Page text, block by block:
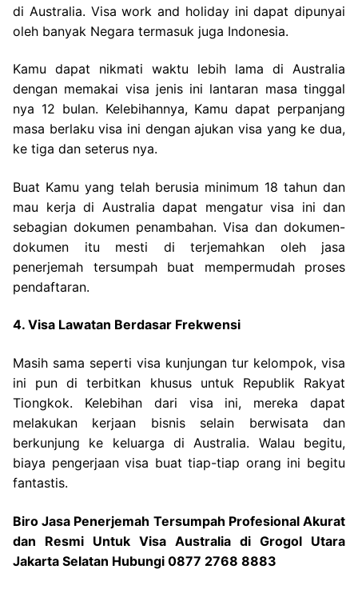
di Australia. Visa work and holiday ini dapat dipunyai
oleh banyak Negara termasuk juga Indonesia.
Kamu dapat nikmati waktu lebih lama di Australia
dengan memakai visa jenis ini lantaran masa tinggal
nya 12 bulan. Kelebihannya, Kamu dapat perpanjang
masa berlaku visa ini dengan ajukan visa yang ke dua,
ke tiga dan seterus nya.
Buat Kamu yang telah berusia minimum 18 tahun dan
mau kerja di Australia dapat mengatur visa ini dan
sebagian dokumen penambahan. Visa dan dokumen-
dokumen itu mesti di terjemahkan oleh jasa
penerjemah tersumpah buat mempermudah proses
pendaftaran.
4. Visa Lawatan Berdasar Frekwensi
Masih sama seperti visa kunjungan tur kelompok, visa
ini pun di terbitkan khusus untuk Republik Rakyat
Tiongkok. Kelebihan dari visa ini, mereka dapat
melakukan kerjaan bisnis selain berwisata dan
berkunjung ke keluarga di Australia. Walau begitu,
biaya pengerjaan visa buat tiap-tiap orang ini begitu
fantastis.
Biro Jasa Penerjemah Tersumpah Profesional Akurat
dan Resmi Untuk Visa Australia di Grogol Utara
Jakarta Selatan Hubungi 0877 2768 8883